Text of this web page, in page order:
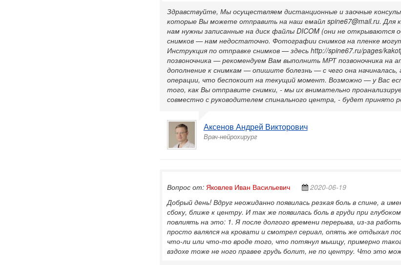
Здравствуйте, Мы осуществляем дистанционные и заочные
которые Вы можете отправить на наш емайл spine67@mail.ru. Для
нам нужны записанные на диск файлы DICOM (они не открываются
снимков — нам недостаточно. Фотографии снимков на пленке
Инструкция по отправке снимков — здесь http://spine67.ru/pages/
позвоночника — рекомендуем Вам выполнить МРТ позвоночника на
дополнение к снимкам — опишите болезнь — с чего она
операции, что беспокоит на текущий момент. Возможно — у Вас
того, как Вы отправите снимки, - мы их внимательно
совместно с руководителем спинального центра, - будет принято
Аксенов Андрей Викторович
Врач-нейрохирург
Вопрос от: Яковлев Иван Васильевич
2020-06-19
Добрый день! Вдруг неожиданно появилась резкая боль в спине, а
сбоку, ближе к центру. И так же появилась боль в груди при
повлиять на это: 1. Я после долгого времени перерыва, из-за
просто валялся на кровати и смотрел сериал, опять же отдыхал
что-ли или что-то вроде того, что потянул мышцу, примерно
вздохе тоже не ного правее грудь болит, не по центру. Что это